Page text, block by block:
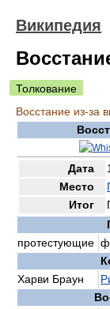
Википедия
Толкование
Восстание из-за
Дата
Место
Итог
протестующие
Харви Браун